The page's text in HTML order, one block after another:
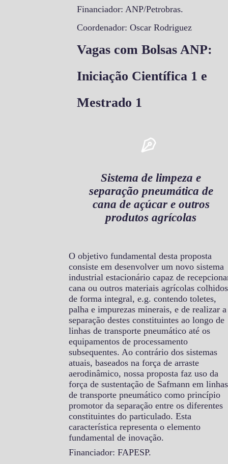
Financiador: ANP/Petrobras.
Coordenador: Oscar Rodriguez
Vagas com Bolsas ANP:
Iniciação Científica 1 e
Mestrado 1
Sistema de limpeza e
separação pneumática de
cana de açúcar e outros
produtos agrícolas
O objetivo fundamental desta proposta
consiste em desenvolver um novo sistema
industrial estacionário capaz de
cana ou outros materiais agrícolas colhidos
de forma integral, e.g. contendo toletes,
palha e impurezas minerais, e de realizar a
separação destes constituintes ao longo de
linhas de transporte pneumático até os
equipamentos de processamento
subsequentes. Ao contrário dos sistemas
atuais, baseados na força de arraste
aerodinâmico, nossa proposta faz uso da
força de sustentação de Safmann em linhas
de transporte pneumático como princípio
promotor da separação entre os diferentes
constituintes do particulado. Esta
característica representa o elemento
fundamental de inovação.
Financiador: FAPESP.